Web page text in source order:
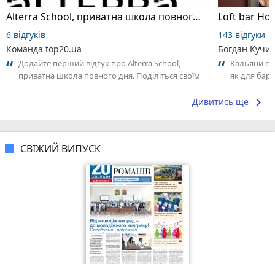
Alterra School, приватна школа повного дня
6 відгуків
Команда top20.ua
Додайте перший відгук про Alterra School,
приватна школа повного дня. Поділіться своїм
Loft bar
143 відгуки
Богдан
Кальяни
як для
Дивитись ще keyboard_arrow_right
СВІЖИЙ ВИПУСК